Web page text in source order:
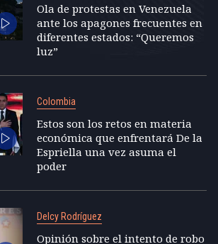
Ola de protestas en Venezuela
ante los apagones frecuentes en
diferentes estados: “Queremos
luz”
Colombia
Estos son los retos en materia
económica que enfrentará De la
Espriella una vez asuma el
poder
Delcy Rodríguez
Opinión sobre el intento de robo